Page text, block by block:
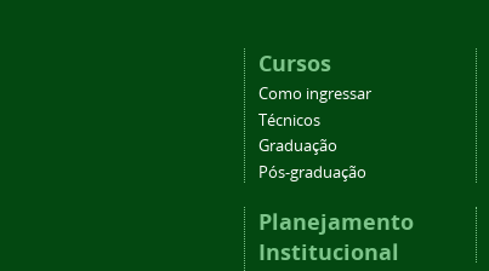
Cursos
Como ingressar
Técnicos
Graduação
Pós-graduação
Planejamento
Institucional